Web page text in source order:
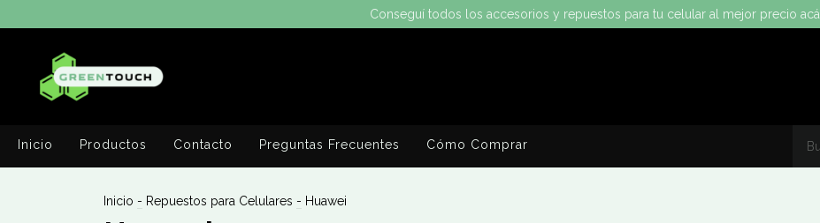
Conseguí todos los accesorios y repuestos para tu celular al mejor precio acá
Inicio Productos Contacto Preguntas Frecuentes Cómo Comprar
Inicio - Repuestos para Celulares - Huawei